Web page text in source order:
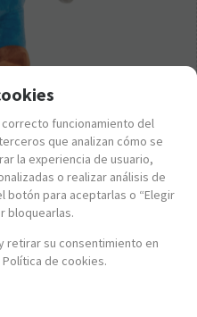
BROS 33 CM
13,95
21.00% IVA incluido
funcionamiento del
que analizan cómo se
la experiencia de usuario,
o realizar análisis de
botón para aceptarlas o “Elegir
bloquearlas.
retirar su consentimiento en
de cookies.